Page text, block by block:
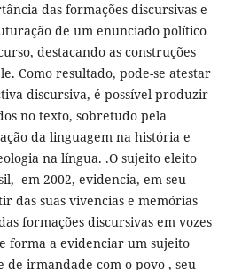
das formações discursivas e
de um enunciado político
destacando as construções
Como resultado, pode-se atestar
discursiva, é possível produzir
no texto, sobretudo pela
da linguagem na história e
na língua. .O sujeito eleito
em 2002, evidencia, em seu
das suas vivencias e memórias
formações discursivas em vozes
forma a evidenciar um sujeito
de irmandade com o povo , seu